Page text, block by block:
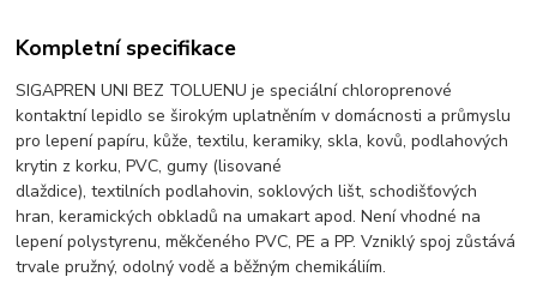
Kompletní specifikace
SIGAPREN UNI BEZ TOLUENU je speciální chloroprenové
kontaktní lepidlo se širokým uplatněním v domácnosti a průmyslu
pro lepení papíru, kůže, textilu, keramiky, skla, kovů, podlahových
krytin z korku, PVC, gumy (lisované
dlaždice), textilních podlahovin, soklových lišt, schodišťových
hran, keramických obkladů na umakart apod. Není vhodné na
lepení polystyrenu, měkčeného PVC, PE a PP. Vzniklý spoj zůstává
trvale pružný, odolný vodě a běžným chemikáliím.